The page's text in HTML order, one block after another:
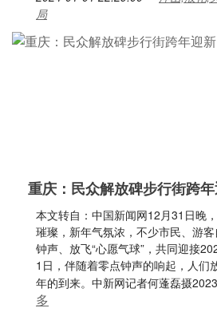
局
重庆：民众解放碑步行街跨
本文转自：中国新闻网12月31日晚
璀璨，新年气氛浓，不少市民、游
钟声、放飞“心愿气球”，共同迎接
1日，伴随着零点钟声的响起，人们
年的到来。中新网记者何蓬磊摄
多